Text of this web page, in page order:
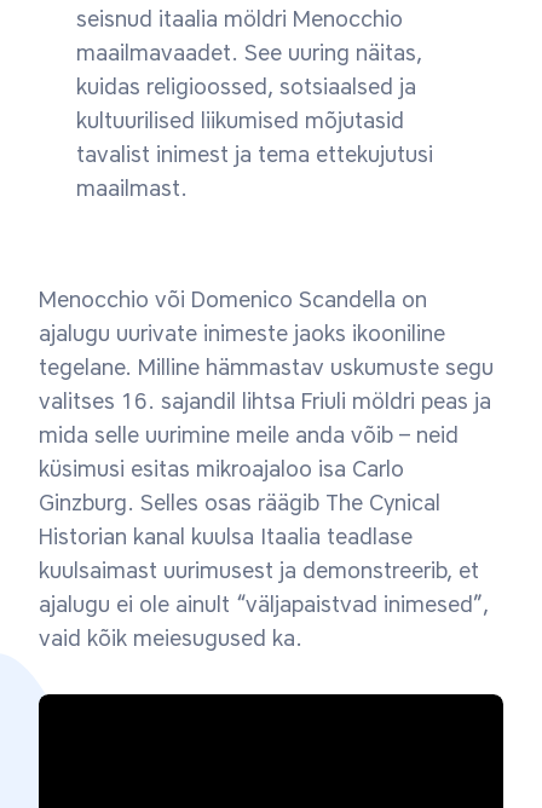
seisnud itaalia möldri Menocchio
maailmavaadet. See uuring näitas,
kuidas religioossed, sotsiaalsed ja
kultuurilised liikumised mõjutasid
tavalist inimest ja tema ettekujutusi
maailmast.
Menocchio või Domenico Scandella on
ajalugu uurivate inimeste jaoks ikooniline
tegelane. Milline hämmastav uskumuste segu
valitses 16. sajandil lihtsa Friuli möldri peas ja
mida selle uurimine meile anda võib – neid
küsimusi esitas mikroajaloo isa Carlo
Ginzburg. Selles osas räägib The Cynical
Historian kanal kuulsa Itaalia teadlase
kuulsaimast uurimusest ja demonstreerib, et
ajalugu ei ole ainult “väljapaistvad inimesed”,
vaid kõik meiesugused ka.